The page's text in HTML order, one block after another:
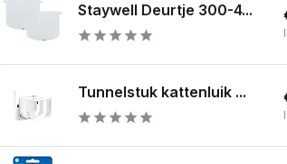
Staywell Deurtje 300-4...
Tunnelstuk kattenluik ...